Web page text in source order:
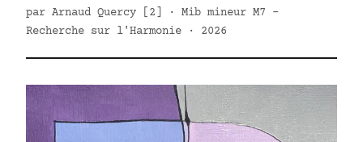
par Arnaud Quercy [2] · Mib mineur M7 -
Recherche sur l'Harmonie · 2026